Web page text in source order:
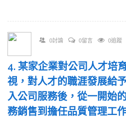
0討論 0留言 0追蹤
4. 某家企業對公司人才培
視，對人才的職涯發展給
入公司服務後，從一開始
務銷售到擔任品質管理工